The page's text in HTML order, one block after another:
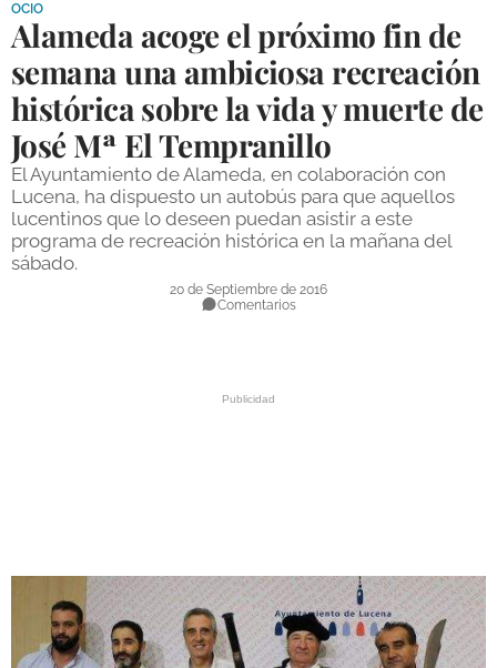
DEPORTES
COMPETICIONES
DEPORTE BASE
OPINIÓN
VENTANA CIUDADANA
CÓRDOBA
GALERÍAS
OCIO
Alameda acoge el próximo fin de
semana una ambiciosa recreación
histórica sobre la vida y muerte de
José Mª El Tempranillo
El Ayuntamiento de Alameda, en colaboración con
Lucena, ha dispuesto un autobús para que aquellos
lucentinos que lo deseen puedan asistir a este
programa de recreación histórica en la mañana del
sábado.
20 de Septiembre de 2016
Comentarios